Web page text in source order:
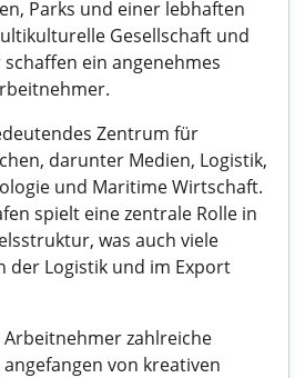
Parks und einer lebhaften
Gesellschaft und
ein angenehmes
Zentrum für
darunter Medien, Logistik,
und Maritime Wirtschaft.
spielt eine zentrale Rolle in
was auch viele
der Logistik und im Export
zahlreiche
von kreativen